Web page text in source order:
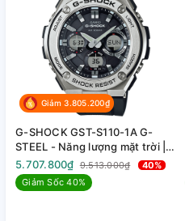
Giảm 3.805.200₫
G-SHOCK GST-S110-1A G-
STEEL - Năng lượng mặt trời |
GST-S110-1ADR
5.707.800₫ 9.513.000₫
40%
Giảm Sốc 40%